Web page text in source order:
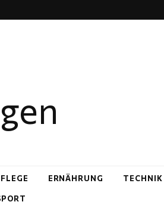
ERNÄHRUNG TECHNIK